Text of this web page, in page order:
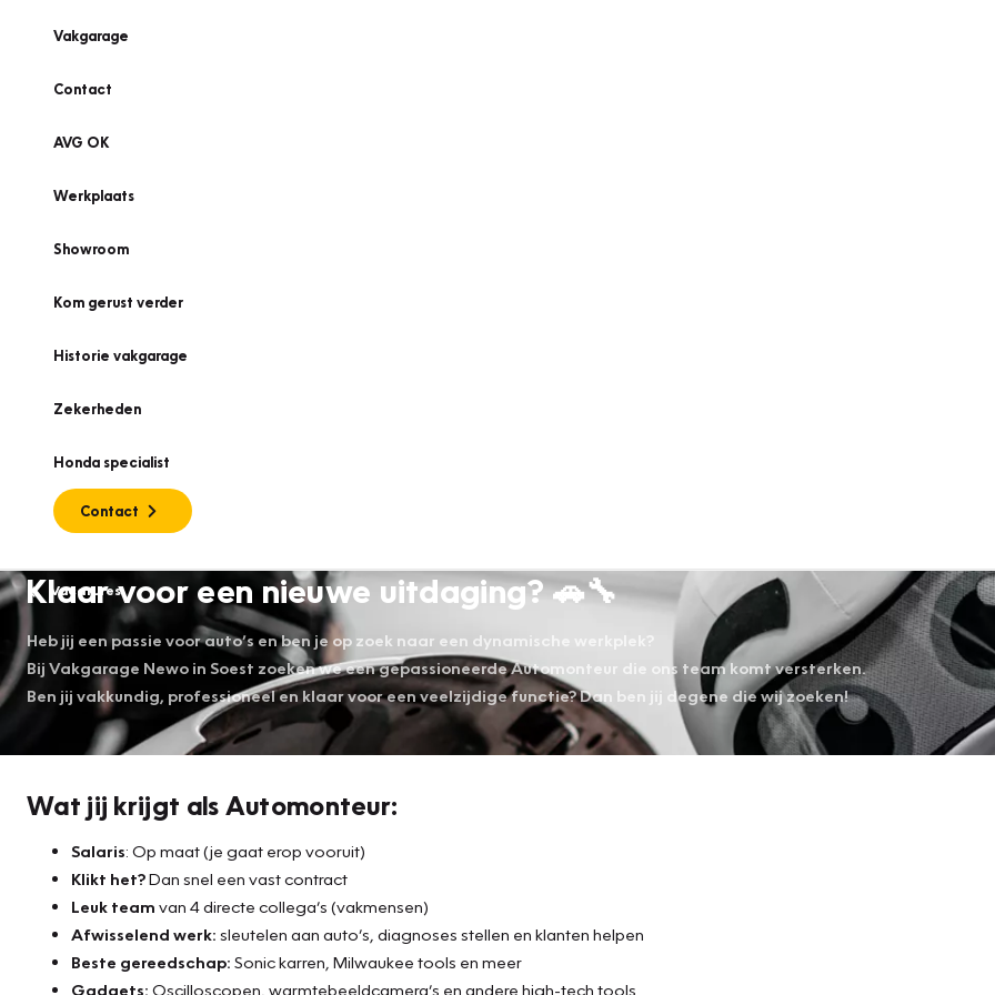
Vakgarage
Contact
AVG OK
Werkplaats
Showroom
Kom gerust verder
Historie vakgarage
Zekerheden
Honda specialist
Contact
Vacatures
Klaar voor een nieuwe uitdaging? 🚗🔧
Heb jij een passie voor auto’s en ben je op zoek naar een dynamische werkplek?
Bij Vakgarage Newo in Soest zoeken we een gepassioneerde Automonteur die ons team komt versterken.
Ben jij vakkundig, professioneel en klaar voor een veelzijdige functie? Dan ben jij degene die wij zoeken!
Wat jij krijgt als Automonteur:
Salaris: Op maat (je gaat erop vooruit)
Klikt het?Dan snel een vast contract
Leuk team van 4 directe collega’s (vakmensen)
Afwisselend werk: sleutelen aan auto’s, diagnoses stellen en klanten helpen
Beste gereedschap: Sonic karren, Milwaukee tools en meer
Gadgets: Oscilloscopen, warmtebeeldcamera’s en andere high-tech tools